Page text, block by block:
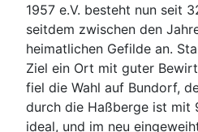
1957 e.V. besteht nun seit
seitdem zwischen den
heimatlichen Gefilde an.
Ziel ein Ort mit guter
fiel die Wahl auf Bundorf,
durch die Haßberge ist mit
ideal, und im neu